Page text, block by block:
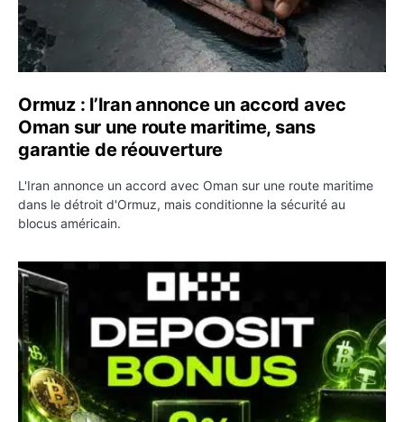
Ormuz : l’Iran annonce un accord avec
Oman sur une route maritime, sans
garantie de réouverture
L'Iran annonce un accord avec Oman sur une route maritime
dans le détroit d'Ormuz, mais conditionne la sécurité au
blocus américain.
OKX relance une campagne Deposit Bonus : jusqu’à 5